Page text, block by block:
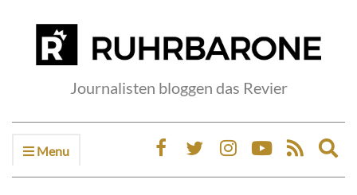
Journalisten bloggen das Revier
Menu